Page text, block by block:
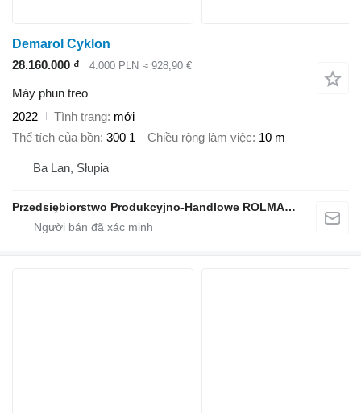
Demarol Cyklon
28.160.000 ₫
4.000 PLN ≈ 928,90 €
Máy phun treo
2022
Tình trạng mới
Thể tích của bồn 300 1 Chiều rộng làm việc 10 m
Ba Lan, Słupia
Przedsiębiorstwo Produkcyjno-Handlowe ROLMAPOL Marcin Dziekan